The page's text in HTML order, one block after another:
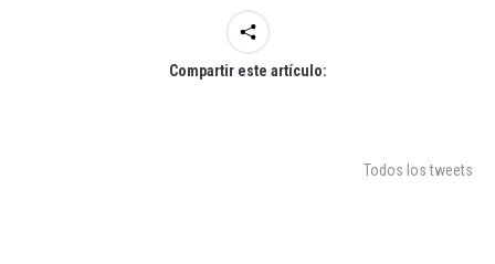
Compartir este artículo:
Todos los tweets